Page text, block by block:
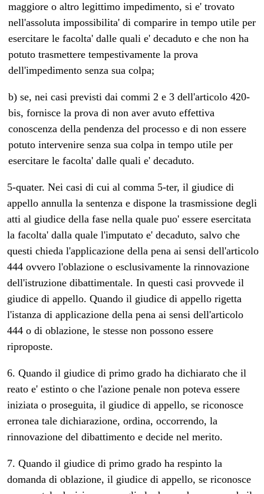
maggiore o altro legittimo impedimento, si e' trovato
nell'assoluta impossibilita' di comparire in tempo utile per
esercitare le facolta' dalle quali e' decaduto e che non ha
potuto trasmettere tempestivamente la prova
dell'impedimento senza sua colpa;
b) se, nei casi previsti dai commi 2 e 3 dell'articolo 420-
bis, fornisce la prova di non aver avuto effettiva
conoscenza della pendenza del processo e di non essere
potuto intervenire senza sua colpa in tempo utile per
esercitare le facolta' dalle quali e' decaduto.
5-quater. Nei casi di cui al comma 5-ter, il giudice di
appello annulla la sentenza e dispone la trasmissione degli
atti al giudice della fase nella quale puo' essere esercitata
la facolta' dalla quale l'imputato e' decaduto, salvo che
questi chieda l'applicazione della pena ai sensi dell'articolo
444 ovvero l'oblazione o esclusivamente la rinnovazione
dell'istruzione dibattimentale. In questi casi provvede il
giudice di appello. Quando il giudice di appello rigetta
l'istanza di applicazione della pena ai sensi dell'articolo
444 o di oblazione, le stesse non possono essere
riproposte.
6. Quando il giudice di primo grado ha dichiarato che il
reato e' estinto o che l'azione penale non poteva essere
iniziata o proseguita, il giudice di appello, se riconosce
erronea tale dichiarazione, ordina, occorrendo, la
rinnovazione del dibattimento e decide nel merito.
7. Quando il giudice di primo grado ha respinto la
domanda di oblazione, il giudice di appello, se riconosce